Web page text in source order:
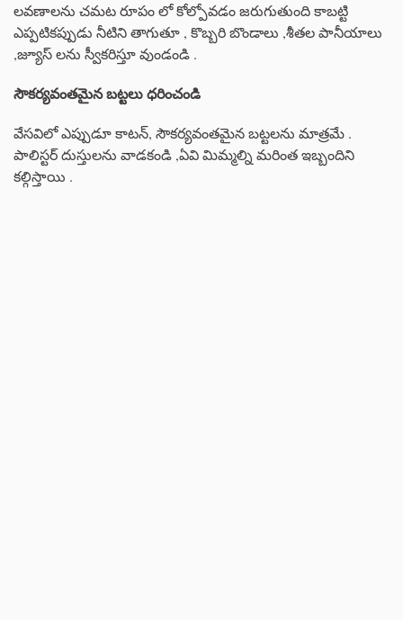
లవణాలను చమట రూపం లో కోల్పోవడం జరుగుతుంది కాబట్టి
ఎప్పటికప్పుడు నీటిని తాగుతూ , కొబ్బరి బొండాలు ,శీతల పానీయాలు
,జ్యూస్ లను స్వీకరిస్తూ వుండండి .
సౌకర్యవంతమైన బట్టలు ధరించండి
వేసవిలో ఎప్పుడూ కాటన్, సౌకర్యవంతమైన బట్టలను మాత్రమే .
పాలిస్టర్ దుస్తులను వాడకండి ,ఏవి మిమ్మల్ని మరింత ఇబ్బందిని
కల్గిస్తాయి .